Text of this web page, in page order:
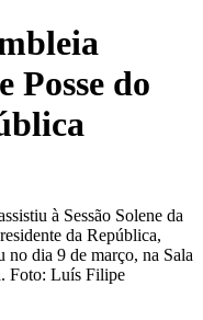
Posse do
à Sessão Solene da
da República,
no dia 9 de março, na Sala
Foto: Luís Filipe